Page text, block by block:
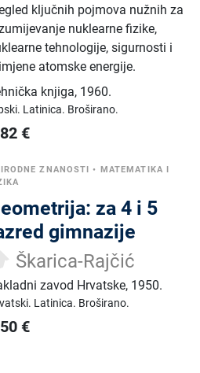
ključnih pojmova nužnih za
nuklearne fizike,
tehnologije, sigurnosti i
atomske energije.
knjiga, 1960.
Latinica. Broširano.
€
ZNANOSTI •
MATEMATIKA I
za 4 i 5
gimnazije
Škarica-Rajčić
zavod Hrvatske, 1950.
Latinica. Broširano.
€